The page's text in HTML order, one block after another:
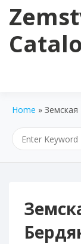
content
Home » Земская